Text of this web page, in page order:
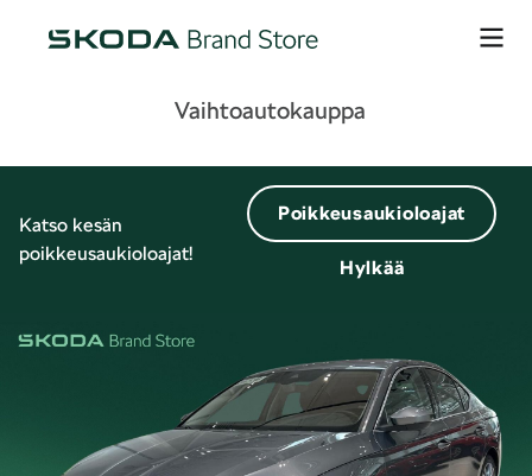
Vaihtoautokauppa
Katso kesän
poikkeusaukioloajat!
Poikkeusaukioloajat
Hylkää